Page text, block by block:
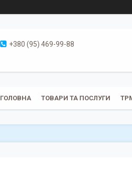
+380 (95) 469-99-88
ГОЛОВНА ТОВАРИ ТА ПОСЛУГИ